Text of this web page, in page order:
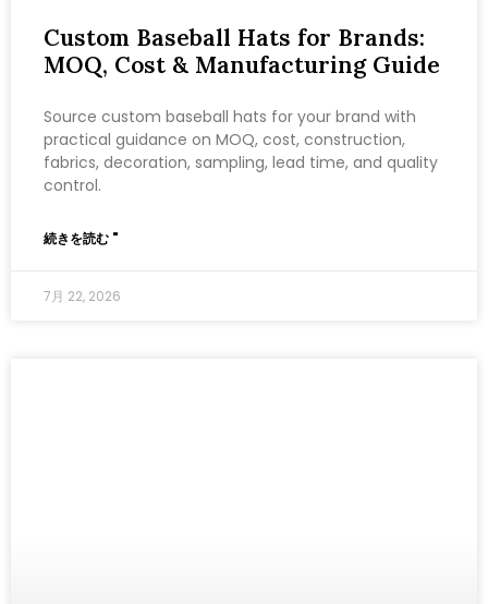
Custom Baseball Hats for Brands:
MOQ, Cost & Manufacturing Guide
Source custom baseball hats for your brand with
practical guidance on MOQ, cost, construction,
fabrics, decoration, sampling, lead time, and quality
control.
続きを読む "
7月 22, 2026